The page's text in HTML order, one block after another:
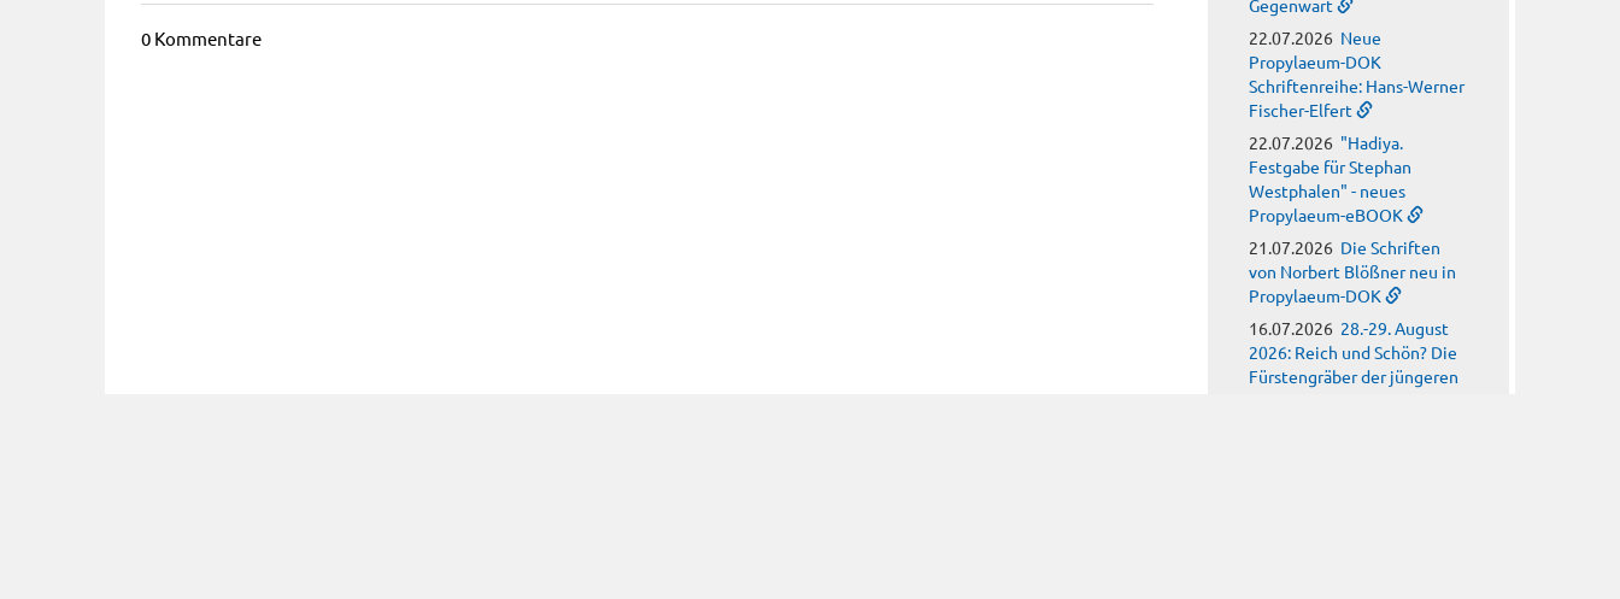
0 Kommentare
Gegenwart
22.07.2026 Neue
Propylaeum-DOK
Schriftenreihe: Hans-Werner
Fischer-Elfert
22.07.2026 "Hadiya.
Festgabe für Stephan
Westphalen" - neues
Propylaeum-eBOOK
21.07.2026 Die Schriften
von Norbert Blößner neu in
Propylaeum-DOK
16.07.2026 28.-29. August
2026: Reich und Schön? Die
Fürstengräber der jüngeren